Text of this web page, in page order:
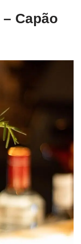
– Capão